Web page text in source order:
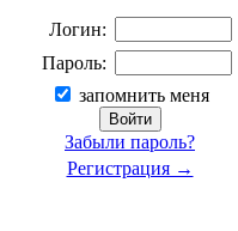
Логин:
Пароль:
запомнить меня
Забыли пароль?
Регистрация →